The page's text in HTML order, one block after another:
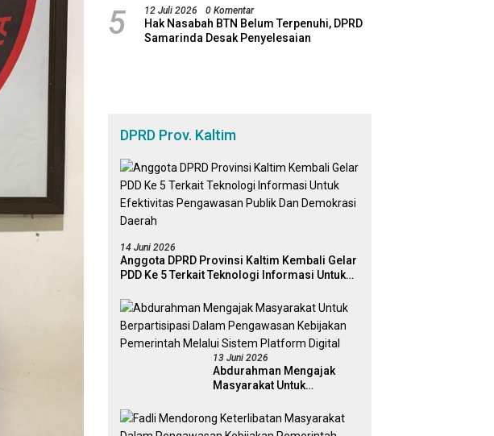
5 12 Juli 2026 0 Komentar
Hak Nasabah BTN Belum Terpenuhi, DPRD
Samarinda Desak Penyelesaian
DPRD Prov. Kaltim
14 Juni 2026
Anggota DPRD Provinsi Kaltim Kembali Gelar
PDD Ke 5 Terkait Teknologi Informasi Untuk
Demokrasi Daerah
13 Juni 2026
Abdurahman Mengajak
Masyarakat Untuk
Pengawasan Kebijakan
Pemerintah Melalui Sistem